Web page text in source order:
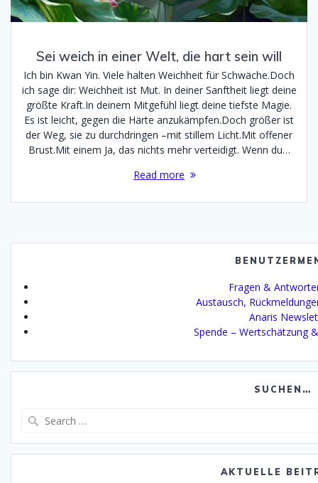
Sei weich in einer Welt, die hart sein will
Ich bin Kwan Yin. Viele halten Weichheit für Schwäche.Doch
ich sage dir: Weichheit ist Mut. In deiner Sanftheit liegt deine
größte Kraft.In deinem Mitgefühl liegt deine tiefste Magie.
Es ist leicht, gegen die Härte anzukämpfen.Doch größer ist
der Weg, sie zu durchdringen –mit stillem Licht.Mit offener
Brust.Mit einem Ja, das nichts mehr verteidigt. Wenn du…
Read more
Fragen &
Austausch,
Anaris
Spende – Wertschätzung
SUCHEN…
AKTUELLE